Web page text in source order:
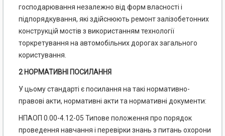
господарювання незалежно від форм власності і
підпорядкування, які здійснюють ремонт залізобетонних
конструкцій мостів з використанням технології
торкретування на автомобільних дорогах загального
користування.
2 НОРМАТИВНІ ПОСИЛАННЯ
У цьому стандарті є посилання на такі нормативно-
правові акти, нормативні акти та нормативні документи:
НПАОП 0.00-4.12-05 Типове положення про порядок
проведення навчання і перевірки знань з питань охорони